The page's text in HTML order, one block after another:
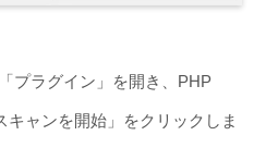
プラグイン」を開き、PHP
キャンを開始」をクリックしま